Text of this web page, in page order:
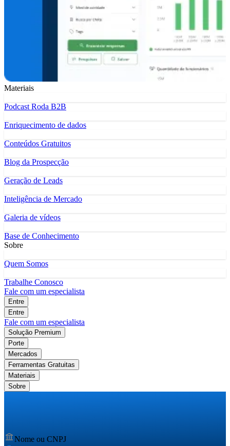
Materiais
Podcast Roda B2B
Enriquecimento de dados
Conteúdos Gratuitos
Blog da Prospecção
Geração de Leads
Inteligência de Mercado
Galeria de vídeos
Base de Conhecimento
Sobre
Quem Somos
Trabalhe Conosco
Fale com um especialista
Entre
Entre
Fale com um especialista
Solução Premium
Porte
Mercados
Ferramentas Gratuitas
Materiais
Sobre
Nome ou CNPJ